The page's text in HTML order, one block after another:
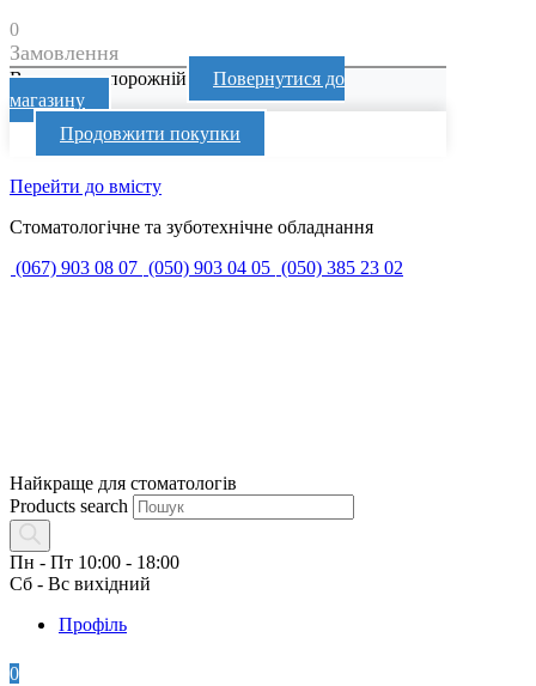
0
Замовлення
Ваш кошик порожній
Повернутися до
магазину
Продовжити покупки
Перейти до вмісту
Стоматологічне та зуботехнічне обладнання
(067) 903 08 07 (050) 903 04 05 (050) 385 23 02
Найкраще для стоматологів
Products search
Пн - Пт 10:00 - 18:00
Сб - Вс вихідний
Профіль
0